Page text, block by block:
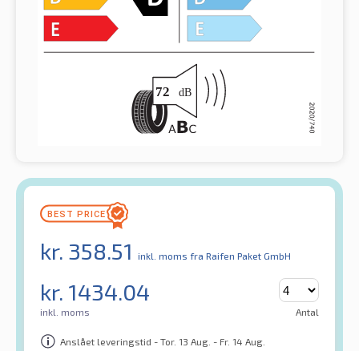
kr. 358.51 inkl. moms fra Raifen Paket GmbH
kr. 1434.04
inkl. moms Antal
Anslået leveringstid - Tor. 13 Aug. - Fr. 14 Aug.